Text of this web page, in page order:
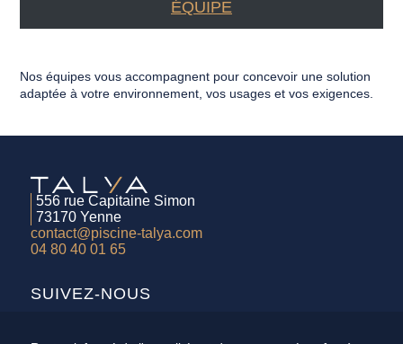
ÉQUIPE
Nos équipes vous accompagnent pour concevoir une solution
adaptée à votre environnement, vos usages et vos exigences.
556 rue Capitaine Simon
73170 Yenne
contact@piscine-talya.com
04 80 40 01 65
SUIVEZ-NOUS